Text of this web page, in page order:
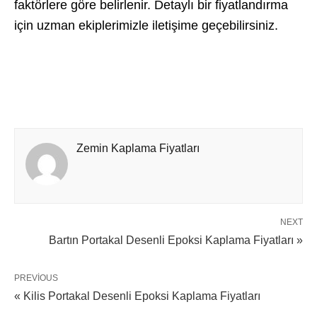
faktörlere göre belirlenir. Detaylı bir fiyatlandırma
için uzman ekiplerimizle iletişime geçebilirsiniz.
Zemin Kaplama Fiyatları
NEXT
Bartın Portakal Desenli Epoksi Kaplama Fiyatları »
PREVIOUS
« Kilis Portakal Desenli Epoksi Kaplama Fiyatları